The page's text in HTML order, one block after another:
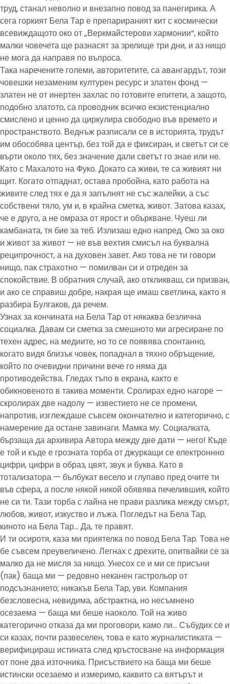
труд, станал неволно и внезапно повод за панегирика. А
сега горкият Бела Тар е препарираният кит с космически
всевиждащото око от „Веркмайстерови хармонии“, който
малки човечета ще разнасят за зрелище три дни, и аз нищо
не мога да направя по въпроса.
Така наречените големи, авторитетите, са авангардът, този
човешки незаменим културен ресурс и златен фонд —
златен не от инертен захлас по готовите епитети, а защото,
подобно златото, са проводник всичко екзистенциално
смислено и ценно да циркулира свободно във времето и
пространството. Веднъж разписали се в историята, трудът
им обособява център, без той да е фиксиран, и светът си се
върти около тях, без значение дали светът го знае или не.
Като с Махалото на Фуко. Докато са живи, те са живият ни
щит. Когато отпаднат, остава пробойна, като работа на
живите след тях е да я запълнят не със жалейки, а със
собствени тяло, ум и, в крайна сметка, живот. Затова казах,
че е друго, а не омраза от ярост и объркване. Чуеш ли
камбаната, тя бие за теб. Излизаш едно напред. Око за око
и живот за живот — не във вехтия смисъл на буквална
реципрочност, а на духовен завет. Ако това не ти говори
нищо, пак страхотно — помилван си и отреден за
спокойствие. В обратния случай, ако откликваш, си призван,
и ако се справиш добре, накрая ще имаш светлина, както я
разбира Булгаков, да речем.
Узнах за кончината на Бела Тар от някаква безлична
социалка. Давам си сметка за смешното ми агресиране по
техен адрес, на медиите, но то се появява спонтанно,
когато видя близък човек, попаднал в тяхно обръщение,
който по очевидни причини вече го няма да
противодейства. Гледах тъпо в екрана, както е
обикновеното в такива моменти. Сролирах едно нагоре —
скролирах две надолу — известието не се промени,
напротив, изглеждаше съвсем окончателно и категорично, с
намерение да остане завинаги. Мамка му. Социалката,
бързаща да архивира Автора между две дати — него! Къде
е той и къде е грозната торба от джуркащи се електроннно
цифри, цифри в образ, цвят, звук и буква. Като в
тотализатора — бълбукат весело и глупаво пред очите ти
във сфера, а после някой никой обявява печелившия, който
не си ти. Тази торба с лайна не прави разлика между смърт,
любов, живот, изкуство и лъжа. Погледът на Бела Тар,
киното на Бела Тар… Да, те правят.
И ти осиротя, каза ми приятелка по повод Бела Тар. Това не
бе съвсем преувеличено. Легнах с дрехите, опитвайки се за
малко да не мисля за нищо. Унесох се и ми се присъни
(пак) баща ми — редовно неканен гастрольор от
подсъзнанието; никакъв Бела Тар, уви. Компания
безсловесна, невидима, абстрактна, но несъмнено
осезаема — баща ми беше наоколо. Той на живо
категорично отказа да ми проговори, камо ли… Събудих се и
си казах, почти развеселен, това е като журналистиката —
верифицираш истината след кръстосване на информация
от поне два източника. Присъствието на баща ми беше
истински осезаемо и измеримо, каквито са вятърът и